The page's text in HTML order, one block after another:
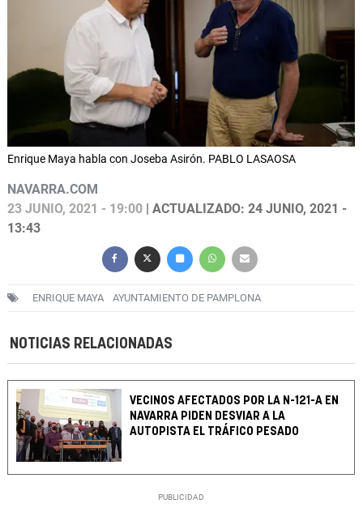
Enrique Maya habla con Joseba Asirón. PABLO LASAOSA
NAVARRA.COM
23 JUNIO, 2021 - 19:00 | ACTUALIZADO: 24 JUNIO, 2021 -
13:43
ENRIQUE MAYA AYUNTAMIENTO DE PAMPLONA
NOTICIAS RELACIONADAS
VECINOS AFECTADOS POR LA N-121-A EN
NAVARRA PIDEN DESVIAR A LA
AUTOPISTA EL TRÁFICO PESADO